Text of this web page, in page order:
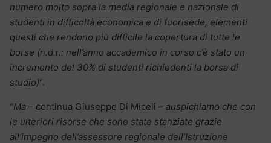
numero molto sopra la media regionale e nazionale di
studenti in difficoltà economica e di fuorisede, elementi
questi che rendono più difficile la copertura di tutte le
borse (n.d.r.: nell’anno accademico in corso c’è stato un
incremento del 30% di studenti richiedenti la borsa di
studio)“.
“Ma – continua Giuseppe Di Miceli – auspichiamo che con
le ulteriori risorse che sono state stanziate grazie
all’impegno dell’assessore regionale dell’Istruzione